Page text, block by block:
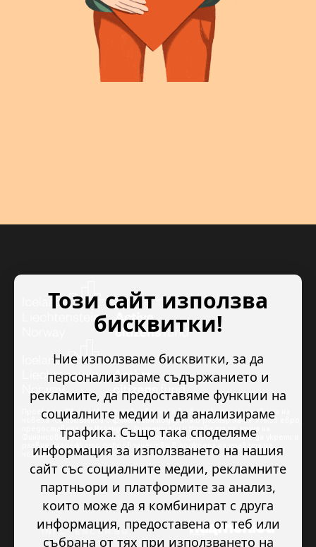
Проектът “Младежкото доброволчество в подкрепа на правата на
човека” се изпълнява с финансова подкрепа в размер на 89 978.50 евро,
предоставена от Исландия, Лихтенщайн и Норвегия по линия на
Финансовия механизъм на ЕИП. Основната цел на проекта е да укрепи и
развие младежкото доброволчество в подкрепа на правата на
човека.
Този сайт използва
бисквитки!
Ние използваме бисквитки, за да
персонализираме съдържанието и
рекламите, да предоставяме функции на
социалните медии и да анализираме
трафика. Също така споделяме
информация за използването на нашия
сайт със социалните медии, рекламните
партньори и платформите за анализ,
които може да я комбинират с друга
информация, предоставена от теб или
събрана от тях при използването на